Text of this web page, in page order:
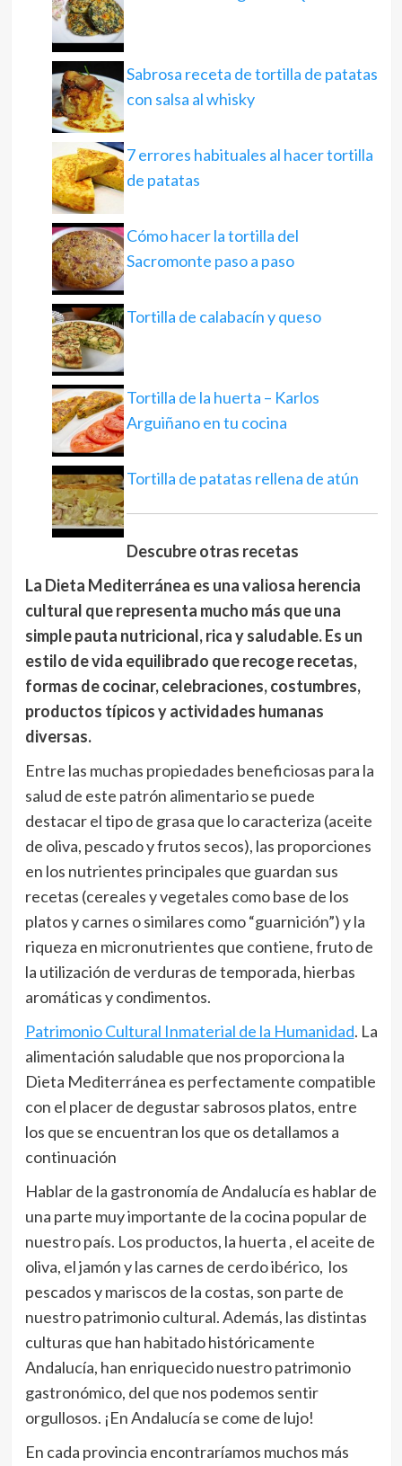
Sabrosa receta de tortilla de patatas
con salsa al whisky
7 errores habituales al hacer tortilla
de patatas
Cómo hacer la tortilla del
Sacromonte paso a paso
Tortilla de calabacín y queso
Tortilla de la huerta – Karlos
Arguiñano en tu cocina
Tortilla de patatas rellena de atún
Descubre otras recetas
La Dieta Mediterránea es una valiosa herencia
cultural que representa mucho más que una
simple pauta nutricional, rica y saludable. Es un
estilo de vida equilibrado que recoge recetas,
formas de cocinar, celebraciones, costumbres,
productos típicos y actividades humanas
diversas.
Entre las muchas propiedades beneficiosas para la
salud de este patrón alimentario se puede
destacar el tipo de grasa que lo caracteriza (aceite
de oliva, pescado y frutos secos), las proporciones
en los nutrientes principales que guardan sus
recetas (cereales y vegetales como base de los
platos y carnes o similares como “guarnición”) y la
riqueza en micronutrientes que contiene, fruto de
la utilización de verduras de temporada, hierbas
aromáticas y condimentos.
Patrimonio Cultural Inmaterial de la Humanidad. La
alimentación saludable que nos proporciona la
Dieta Mediterránea es perfectamente compatible
con el placer de degustar sabrosos platos, entre
los que se encuentran los que os detallamos a
continuación
Hablar de la gastronomía de Andalucía es hablar de
una parte muy importante de la cocina popular de
nuestro país. Los productos, la huerta , el aceite de
oliva, el jamón y las carnes de cerdo ibérico, los
pescados y mariscos de la costas, son parte de
nuestro patrimonio cultural. Además, las distintas
culturas que han habitado históricamente
Andalucía, han enriquecido nuestro patrimonio
gastronómico, del que nos podemos sentir
orgullosos. ¡En Andalucía se come de lujo!
En cada provincia encontraríamos muchos más